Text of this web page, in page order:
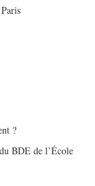
?
BDE de l’École